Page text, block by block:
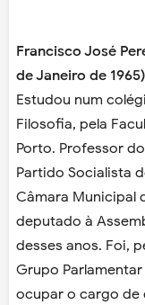
Francisco José
de Janeiro de
Estudou num
Filosofia, pela
Porto. Professor
Partido Socialista
Câmara Municipal
deputado à
desses anos. Foi,
Grupo Parlamentar
ocupar o cargo de